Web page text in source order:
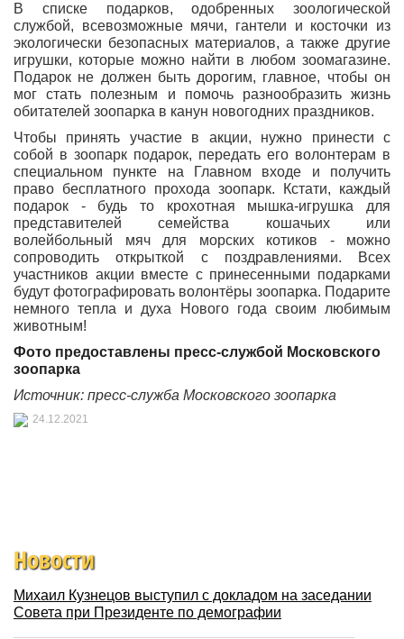
В списке подарков, одобренных зоологической
службой, всевозможные мячи, гантели и косточки из
экологически безопасных материалов, а также другие
игрушки, которые можно найти в любом зоомагазине.
Подарок не должен быть дорогим, главное, чтобы он
мог стать полезным и помочь разнообразить жизнь
обитателей зоопарка в канун новогодних праздников.
Чтобы принять участие в акции, нужно принести с
собой в зоопарк подарок, передать его волонтерам в
специальном пункте на Главном входе и получить
право бесплатного прохода зоопарк. Кстати, каждый
подарок - будь то крохотная мышка-игрушка для
представителей семейства кошачьих или
волейбольный мяч для морских котиков - можно
сопроводить открыткой с поздравлениями. Всех
участников акции вместе с принесенными подарками
будут фотографировать волонтёры зоопарка. Подарите
немного тепла и духа Нового года своим любимым
животным!
Фото предоставлены пресс-службой Московского
зоопарка
Источник: пресс-служба Московского зоопарка
24.12.2021
Новости
Михаил Кузнецов выступил с докладом на заседании
Совета при Президенте по демографии